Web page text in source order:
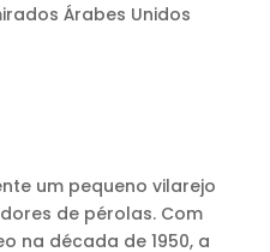
Árabes Unidos
um pequeno vilarejo
de pérolas. Com
na década de 1950, a